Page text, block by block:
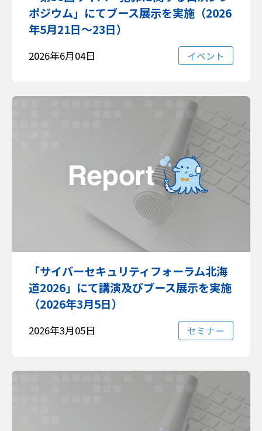
ポジウム」にてブース展示を実施（2026
年5月21日～23日）
2026年6月04日 イベント
「サイバーセキュリティフォーラム北海
道2026」にて講演及びブース展示を実施
（2026年3月5日）
2026年3月05日 セミナー